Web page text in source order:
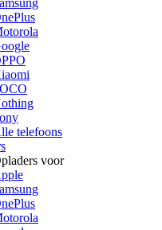
telefoons
voor